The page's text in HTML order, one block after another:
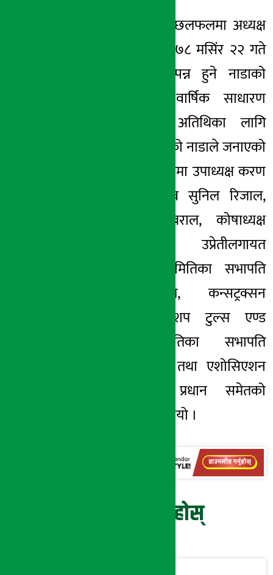
उत्त भेटघाट तथा छलफलमा अध्यक्ष
दुलालले मिति २०७८ मसिंर २२ गते
काठमाण्डौमा सम्पन्न हुने नाडाको
आउदो ४५औं वार्षिक साधारण
सभाको प्रमुख अतिथिका लागि
अनुरोध समेत गरेको नाडाले जनाएको
छ । उक्त छलफलमा उपाध्यक्ष करण
चौधरी, महासचिव सुनिल रिजाल,
सचिव अनुप बराल, कोषाध्यक्ष
सुरेन्द्रकुमार उप्रेतीलगायत
मोटरसाइकल समितिका सभापति
अभिक ज्योति, कन्सट्रक्सन
इक्यूपमेण्ट, वर्कशप टुल्स एण्ड
ट्रयाक्टर समितिका सभापति
मिलनबाबु मल्ल तथा एशोसिएशन
सचिव सुरेन्द्र प्रधान समेतको
उपस्थिति रहेको थियो ।
प्रतिक्रिया दिनुहोस्